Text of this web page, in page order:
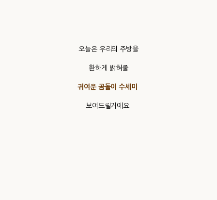
오늘은 우리의 주방을
환하게 밝혀줄
귀여운 곰돌이 수세미
보여드릴거에요